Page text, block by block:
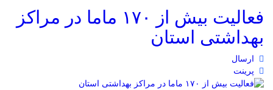
فعالیت بیش از ۱۷۰ ماما در مراکز
بهداشتی استان
ارسال
پرینت